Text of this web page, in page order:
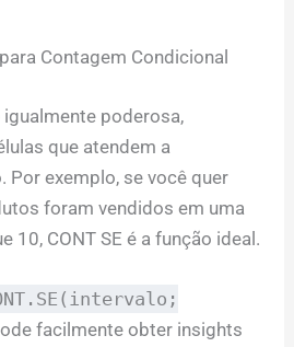
Contagem Condicional
igualmente poderosa,
que atendem a
exemplo, se você quer
foram vendidos em uma
10, CONT SE é a função ideal.
facilmente obter insights